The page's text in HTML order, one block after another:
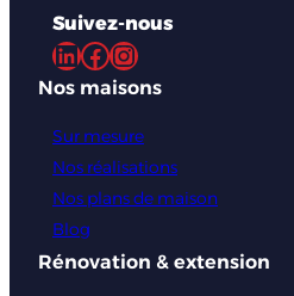
Suivez-nous
LinkedIn Facebook Instagram
Nos maisons
Sur mesure
Nos réalisations
Nos plans de maison
Blog
Rénovation & extension